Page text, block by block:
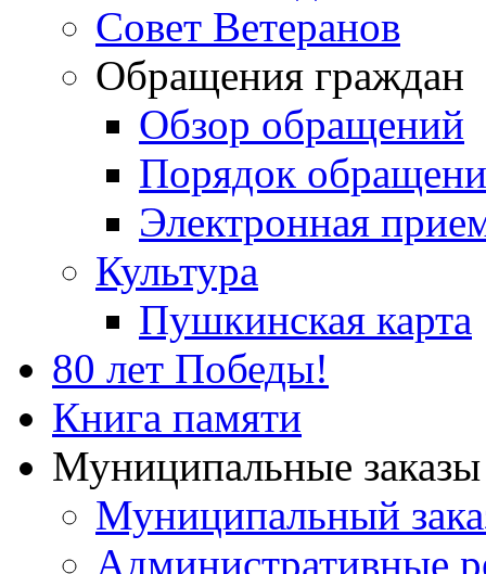
Совет Ветеранов
Обращения граждан
Обзор обращений
Порядок
Электронная
Культура
Пушкинская карта
80 лет Победы!
Книга памяти
Муниципальные
Муниципальный
Административные